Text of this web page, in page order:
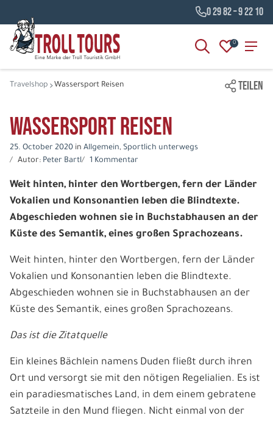
0 29 82 – 9 22 10
0
Travelshop Wassersport Reisen TEILEN
Wassersport Reisen
25. October 2020 in Allgemein, Sportlich unterwegs
Autor: Peter Bartl 1 Kommentar
Weit hinten, hinter den Wortbergen, fern der Länder
Vokalien und Konsonantien leben die Blindtexte.
Abgeschieden wohnen sie in Buchstabhausen an der
Küste des Semantik, eines großen Sprachozeans.
Weit hinten, hinter den Wortbergen, fern der Länder
Vokalien und Konsonantien leben die Blindtexte.
Abgeschieden wohnen sie in Buchstabhausen an der
Küste des Semantik, eines großen Sprachozeans.
Das ist die Zitatquelle
Ein kleines Bächlein namens Duden fließt durch ihren
Ort und versorgt sie mit den nötigen Regelialien. Es ist
ein paradiesmatisches Land, in dem einem gebratene
Satzteile in den Mund fliegen. Nicht einmal von der